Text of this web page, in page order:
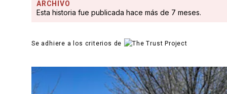
ARCHIVO
Esta historia fue publicada hace más de 7 meses.
Se adhiere a los criterios de